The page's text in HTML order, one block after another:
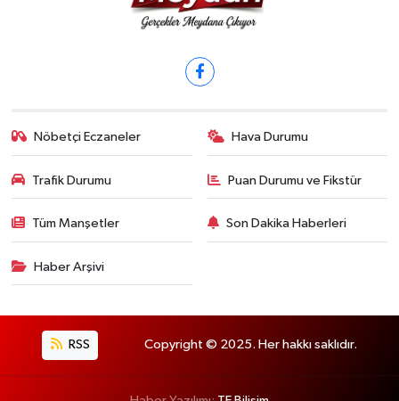
Nöbetçi Eczaneler Hava Durumu
Trafik Durumu Puan Durumu ve Fikstür
Tüm Manşetler Son Dakika Haberleri
Haber Arşivi
RSS Copyright © 2025. Her hakkı saklıdır.